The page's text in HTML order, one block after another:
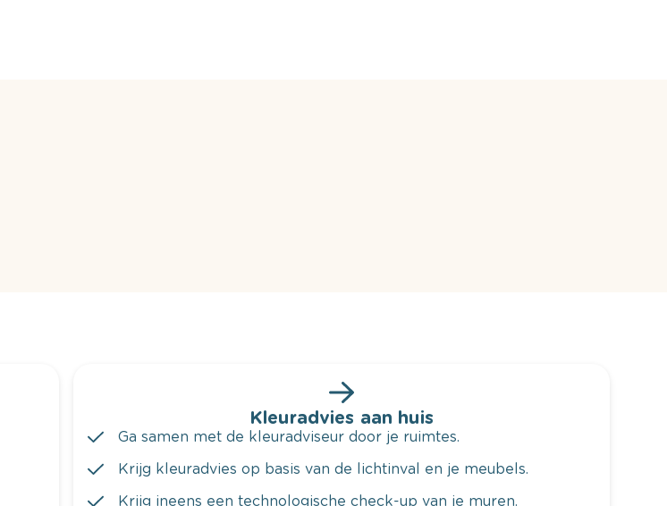
Kleuradvies aan huis
Ga samen met de kleuradviseur door je ruimtes.
Krijg kleuradvies op basis van de lichtinval en je meubels.
Krijg ineens een technologische check-up van je muren.